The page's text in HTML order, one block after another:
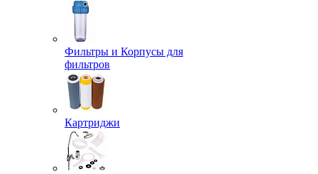
Фильтры и Корпусы для
фильтров
Картриджи